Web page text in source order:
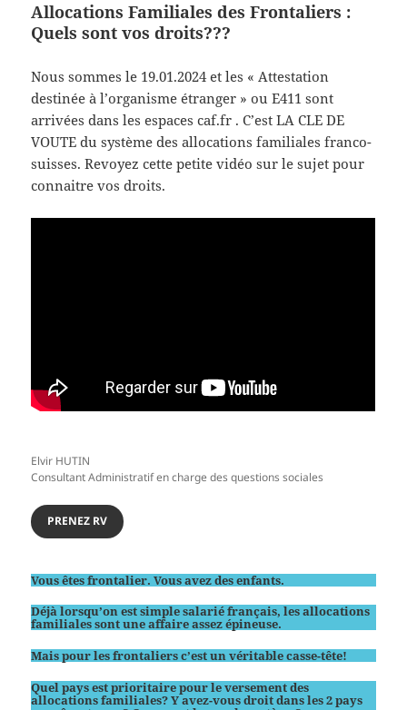
Allocations Familiales des Frontaliers :
Quels sont vos droits???
Nous sommes le 19.01.2024 et les « Attestation
destinée à l’organisme étranger » ou E411 sont
arrivées dans les espaces caf.fr . C’est LA CLE DE
VOUTE du système des allocations familiales franco-
suisses. Revoyez cette petite vidéo sur le sujet pour
connaitre vos droits.
Elvir HUTIN
Consultant Administratif en charge des questions sociales
PRENEZ RV
Vous êtes frontalier. Vous avez des enfants.
Déjà lorsqu’on est simple salarié français, les allocations
familiales sont une affaire assez épineuse.
Mais pour les frontaliers c’est un véritable casse-tête!
Quel pays est prioritaire pour le versement des
allocations familiales? Y avez-vous droit dans les 2 pays